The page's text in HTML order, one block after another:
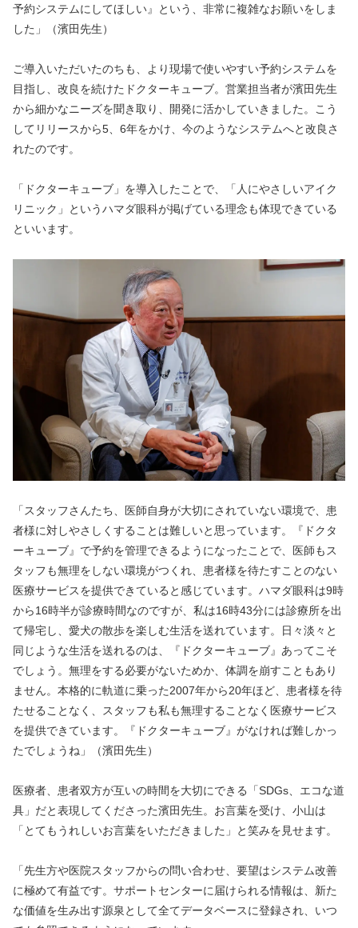
予約システムにしてほしい』という、非常に複雑なお願いをしま
した」（濱田先生）
ご導入いただいたのちも、より現場で使いやすい予約システムを
目指し、改良を続けたドクターキューブ。営業担当者が濱田先生
から細かなニーズを聞き取り、開発に活かしていきました。こう
してリリースから5、6年をかけ、今のようなシステムへと改良さ
れたのです。
「ドクターキューブ」を導入したことで、「人にやさしいアイク
リニック」というハマダ眼科が掲げている理念も体現できている
といいます。
「スタッフさんたち、医師自身が大切にされていない環境で、患
者様に対しやさしくすることは難しいと思っています。『ドクタ
ーキューブ』で予約を管理できるようになったことで、医師もス
タッフも無理をしない環境がつくれ、患者様を待たすことのない
医療サービスを提供できていると感じています。ハマダ眼科は9時
から16時半が診療時間なのですが、私は16時43分には診療所を出
て帰宅し、愛犬の散歩を楽しむ生活を送れています。日々淡々と
同じような生活を送れるのは、『ドクターキューブ』あってこそ
でしょう。無理をする必要がないためか、体調を崩すこともあり
ません。本格的に軌道に乗った2007年から20年ほど、患者様を待
たせることなく、スタッフも私も無理することなく医療サービス
を提供できています。『ドクターキューブ』がなければ難しかっ
たでしょうね」（濱田先生）
医療者、患者双方が互いの時間を大切にできる「SDGs、エコな道
具」だと表現してくださった濱田先生。お言葉を受け、小山は
「とてもうれしいお言葉をいただきました」と笑みを見せます。
「先生方や医院スタッフからの問い合わせ、要望はシステム改善
に極めて有益です。サポートセンターに届けられる情報は、新た
な価値を生み出す源泉として全てデータベースに登録され、いつ